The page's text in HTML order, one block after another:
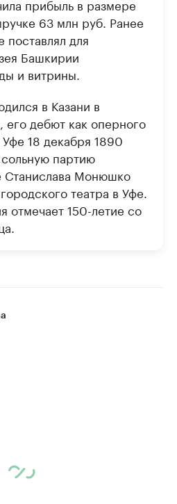
прибыль в размере
63 млн руб. Ранее
для
Башкирии
и витрины.
в Казани в
его дебют как оперного
18 декабря 1890
партию
Станислава Монюшко
театра в Уфе.
отмечает 150-летие со